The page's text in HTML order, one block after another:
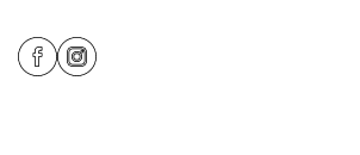
Share Icon
Share Icon